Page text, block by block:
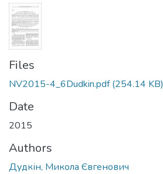
Files
NV2015-4_6Dudkin.pdf(254.14 KB)
Date
2015
Authors
Дудкін, Микола Євгенович